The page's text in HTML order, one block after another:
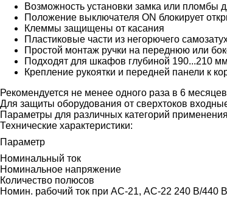
Возможность установки замка или пломбы
Положение выключателя ON блокирует
Клеммы защищены от касания
Пластиковые части из негорючего
Простой монтаж ручки на переднюю или
Подходят для шкафов глубиной 190...210 мм
Крепление рукоятки и передней панели к
Рекомендуется не менее одного раза в 6
Для защиты оборудования от сверхтоков
Параметры для различных категорий
Технические характеристики:
Параметр
Номинальный ток
Номинальное напряжение
Количество полюсов
Номин. рабочий ток при АС-21, АС-22 240 В/440 В